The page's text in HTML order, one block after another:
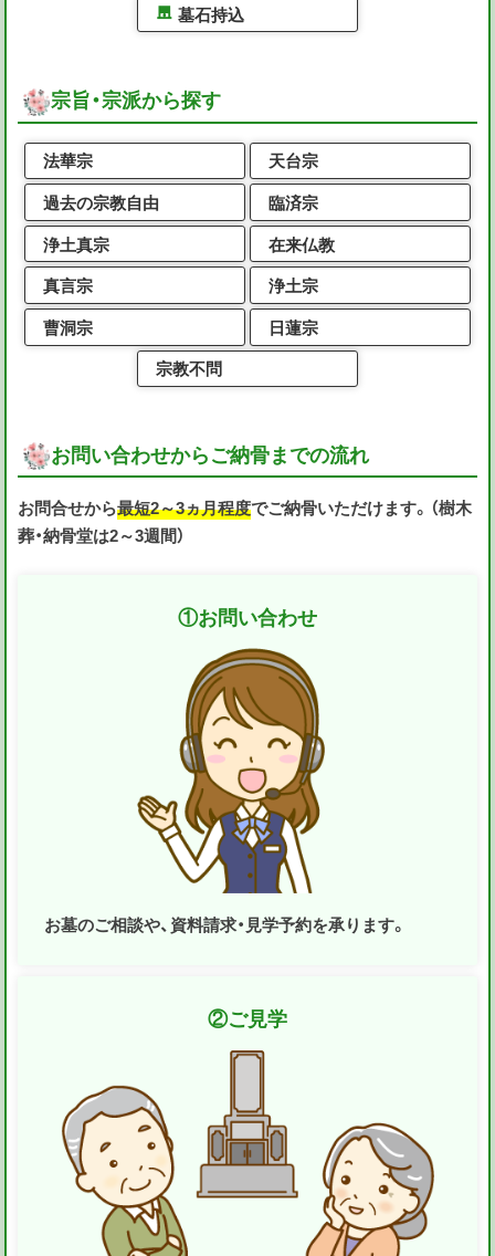
墓石持込
宗旨・宗派から探す
法華宗
天台宗
過去の宗教自由
臨済宗
浄土真宗
在来仏教
真言宗
浄土宗
曹洞宗
日蓮宗
宗教不問
お問い合わせからご納骨までの流れ
お問合せから最短2～3ヵ月程度でご納骨いただけます。（樹木
葬・納骨堂は2～3週間）
①お問い合わせ
お墓のご相談や、資料請求・見学予約を承ります。
②ご見学